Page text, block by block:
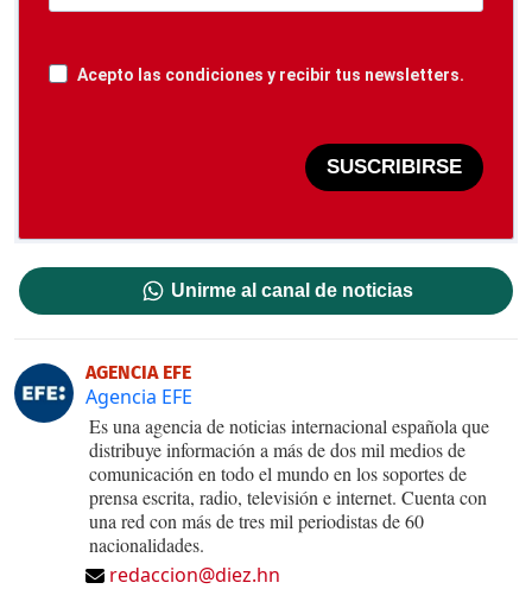
Acepto las condiciones y recibir tus newsletters.
SUSCRIBIRSE
Unirme al canal de noticias
AGENCIA EFE
Agencia EFE
Es una agencia de noticias internacional española que
distribuye información a más de dos mil medios de
comunicación en todo el mundo en los soportes de
prensa escrita, radio, televisión e internet. Cuenta con
una red con más de tres mil periodistas de 60
nacionalidades.
redaccion@diez.hn